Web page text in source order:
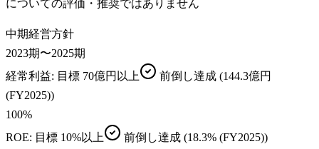
についての評価・推奨ではありません
中期経営方針
2023期〜2025期
経常利益: 目標 70億円以上 前倒し達成 (144.3億円
(FY2025))
100%
ROE: 目標 10%以上 前倒し達成 (18.3% (FY2025))